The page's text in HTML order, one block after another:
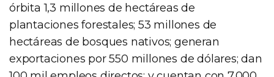
órbita 1,3 millones de hectáreas de
plantaciones forestales; 53 millones de
hectáreas de bosques nativos; generan
exportaciones por 550 millones de dólares; dan